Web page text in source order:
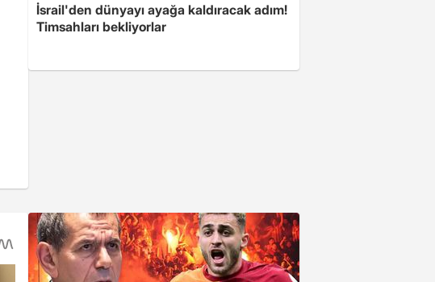
İsrail'den dünyayı ayağa kaldıracak adım!
Timsahları bekliyorlar